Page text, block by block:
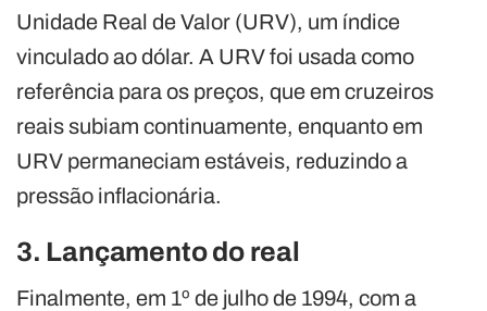
Unidade Real de Valor (URV), um índice
vinculado ao dólar. A URV foi usada como
referência para os preços, que em cruzeiros
reais subiam continuamente, enquanto em
URV permaneciam estáveis, reduzindo a
pressão inflacionária.
3. Lançamento do real
Finalmente, em 1º de julho de 1994, com a